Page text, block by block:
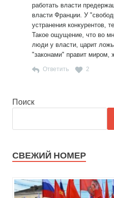
работать власти
власти Франции. У
устранения конкурентов,
Такое ощущение, что во
люди у власти, царит
"законами" правит миром,
Ответить 2
Поиск
СВЕЖИЙ НОМЕР